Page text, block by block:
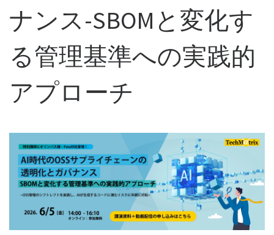
ナンス-SBOMと変化す
る管理基準への実践的
アプローチ